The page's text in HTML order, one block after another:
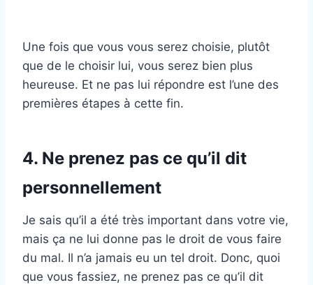
Une fois que vous vous serez choisie, plutôt
que de le choisir lui, vous serez bien plus
heureuse. Et ne pas lui répondre est l’une des
premières étapes à cette fin.
4. Ne prenez pas ce qu’il dit
personnellement
Je sais qu’il a été très important dans votre vie,
mais ça ne lui donne pas le droit de vous faire
du mal. Il n’a jamais eu un tel droit. Donc, quoi
que vous fassiez, ne prenez pas ce qu’il dit